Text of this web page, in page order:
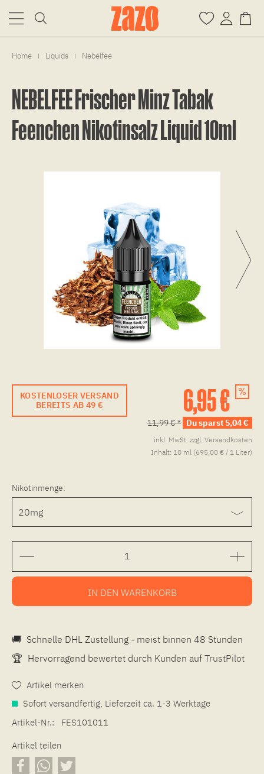
Home | Liquids | Nebelfee
NEBELFEE Frischer Minz Tabak
Feenchen Nikotinsalz Liquid 10ml
KOSTENLOSER VERSAND
BEREITS AB 49 €
6,95 €
11,99 € * Du sparst 5,04 €
inkl. MwSt. zzgl. Versandkosten
Inhalt: 10 ml (695,00 € / 1 Liter)
Nikotinmenge:
IN DEN WARENKORB
🚚 Schnelle DHL Zustellung - meist binnen 48 Stunden
🏆 Hervorragend bewertet durch Kunden auf TrustPilot
Artikel merken
Sofort versandfertig, Lieferzeit ca. 1-3 Werktage
Artikel-Nr.:
FES101011
Artikel teilen